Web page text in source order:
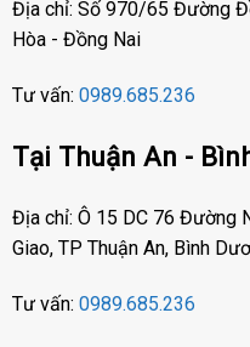
Địa chỉ: Số 970/65 Đường
Hòa - Đồng Nai
Tư vấn: 0989.685.236
Tại Thuận An -
Địa chỉ: Ô 15 DC 76 Đường
Giao, TP Thuận An, Bình
Tư vấn: 0989.685.236